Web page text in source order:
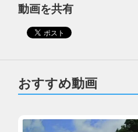
動画を共有
おすすめ動画